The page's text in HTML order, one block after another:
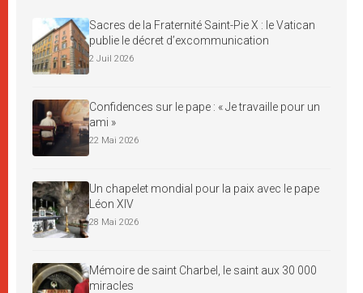
Sacres de la Fraternité Saint-Pie X : le Vatican
publie le décret d’excommunication
2 Juil 2026
Confidences sur le pape : « Je travaille pour un
ami »
22 Mai 2026
Un chapelet mondial pour la paix avec le pape
Léon XIV
28 Mai 2026
Mémoire de saint Charbel, le saint aux 30 000
miracles